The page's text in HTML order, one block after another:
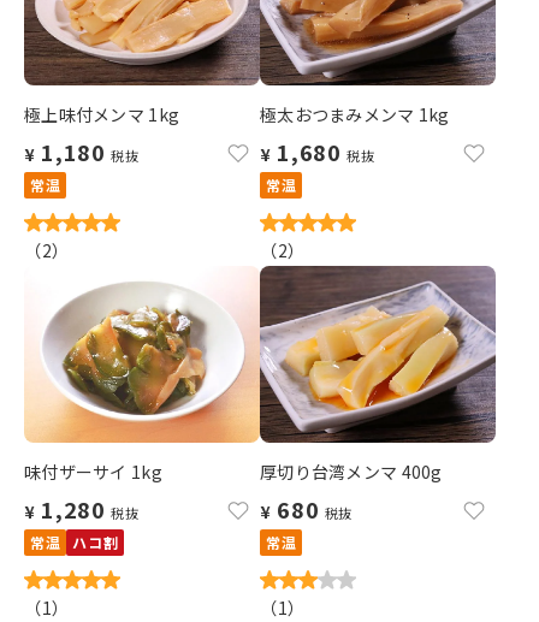
極上味付メンマ 1kg
¥ 1,180 税抜
常温
（2）
極太おつまみメンマ 1kg
¥ 1,680 税抜
常温
（2）
味付ザーサイ 1kg
¥ 1,280 税抜
常温 ハコ割
（1）
厚切り台湾メンマ 400g
¥ 680 税抜
常温
（1）